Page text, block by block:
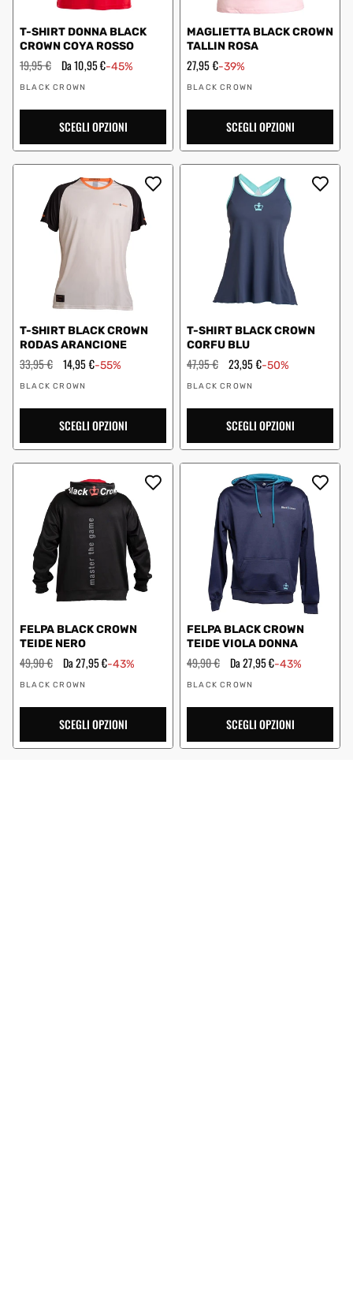
T-SHIRT DONNA BLACK
CROWN COYA ROSSO
Prezzo
regolare
19,95 € Prezzo
scontato
Da 10,95 €-45%
Fornitore:
BLACK CROWN
SCEGLI OPZIONI
MAGLIETTA BLACK CROWN
TALLIN ROSA
Prezzo
scontato
27,95 €-39%
Fornitore:
BLACK CROWN
SCEGLI OPZIONI
T-SHIRT BLACK CROWN
RODAS ARANCIONE
Prezzo
regolare
33,95 € Prezzo
scontato
14,95 €-55%
Fornitore:
BLACK CROWN
SCEGLI OPZIONI
T-SHIRT BLACK CROWN
CORFU BLU
Prezzo
regolare
47,95 € Prezzo
scontato
23,95 €-50%
Fornitore:
BLACK CROWN
SCEGLI OPZIONI
FELPA BLACK CROWN
TEIDE NERO
Prezzo
regolare
49,90 € Prezzo
scontato
Da 27,95 €-43%
Fornitore:
BLACK CROWN
SCEGLI OPZIONI
FELPA BLACK CROWN
TEIDE VIOLA DONNA
Prezzo
regolare
49,90 € Prezzo
scontato
Da 27,95 €-43%
Fornitore:
BLACK CROWN
SCEGLI OPZIONI